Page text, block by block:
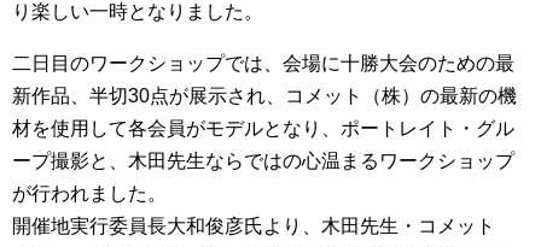
り楽しい一時となりました。
二日目のワークショップでは、会場に十勝大会のための最
新作品、半切30点が展示され、コメット（株）の最新の機
材を使用して各会員がモデルとなり、ポートレイト・グル
ープ撮影と、木田先生ならではの心温まるワークショップ
が行われました。
開催地実行委員長大和俊彦氏より、木田先生・コメット